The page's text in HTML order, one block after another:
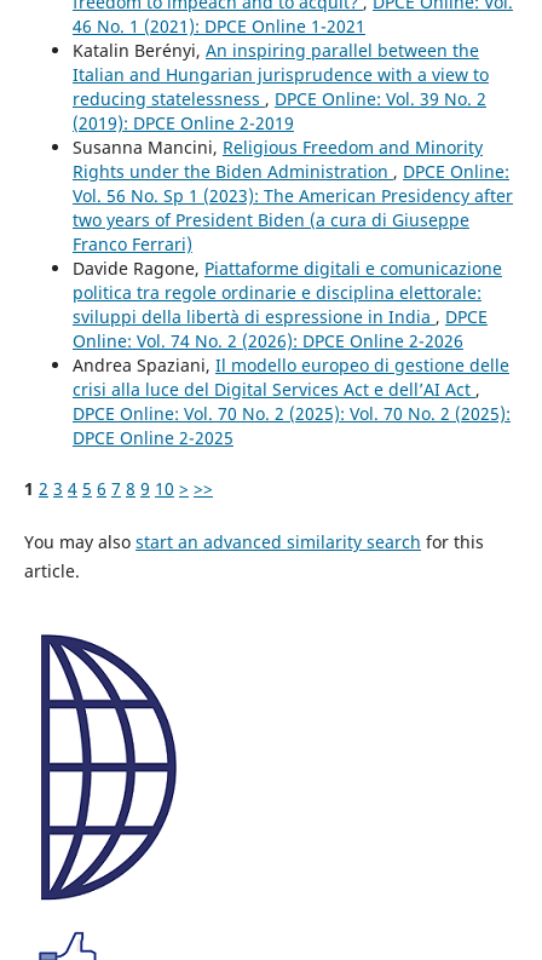
46 No. 1 (2021): DPCE Online 1-2021
Katalin Berényi, An inspiring parallel between the
Italian and Hungarian jurisprudence with a view to
reducing statelessness , DPCE Online: Vol. 39 No. 2
(2019): DPCE Online 2-2019
Susanna Mancini, Religious Freedom and Minority
Rights under the Biden Administration , DPCE Online:
Vol. 56 No. Sp 1 (2023): The American Presidency after
two years of President Biden (a cura di Giuseppe
Franco Ferrari)
Davide Ragone, Piattaforme digitali e comunicazione
politica tra regole ordinarie e disciplina elettorale:
sviluppi della libertà di espressione in India , DPCE
Online: Vol. 74 No. 2 (2026): DPCE Online 2-2026
Andrea Spaziani, Il modello europeo di gestione delle
crisi alla luce del Digital Services Act e dell’AI Act ,
DPCE Online: Vol. 70 No. 2 (2025): Vol. 70 No. 2 (2025):
DPCE Online 2-2025
1 2 3 4 5 6 7 8 9 10 > >>
You may also start an advanced similarity search for this
article.